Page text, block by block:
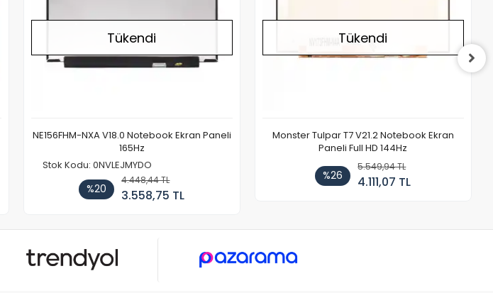
Tükendi
NE156FHM-NXA V18.0 Notebook Ekran Paneli
165Hz
Stok Kodu: 0NVLEJMYDO
%20
4.448,44 TL
3.558,75 TL
Tükendi
Monster Tulpar T7 V21.2 Notebook Ekran
Paneli Full HD 144Hz
%26
5.549,94 TL
4.111,07 TL